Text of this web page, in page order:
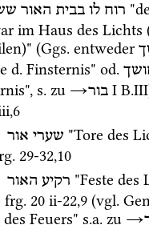
רוח לו בבית האור
im Haus des Lichts
(Ggs. entweder
d. Finsternis" od.
s. zu →בור ‎ I
,6
שערי אור "Tore des
29-32,10
רקיע האור "Feste des
frg. 20 ii-22,9 (vgl.
des Feuers" s.a. zu →